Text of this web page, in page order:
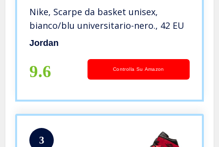
Nike, Scarpe da basket unisex,
bianco/blu universitario-nero., 42 EU
Jordan
9.6 Controlla Su Amazon
3